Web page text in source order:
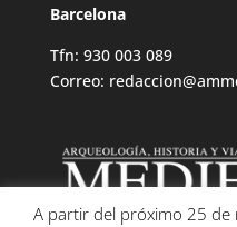
Barcelona
Tfn: 930 003 089
Correo:
A partir del próximo 25 de